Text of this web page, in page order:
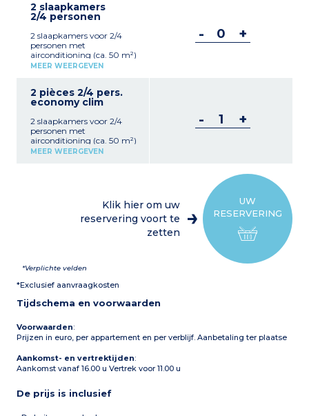
kitchenette met koelkast,
kookplaat, magnetron,
slaapkamer met 1
tweepersoonsbed of 2
eenpersoonsbedden
Badkamer en wc Terras of
Airconditioning
2 slaapkamers
2/4 personen
2 slaapkamers voor 2/4
personen met
airconditioning (ca. 50 m²)
Woonkamer met zitbank
kookplaat, magnetron,
koffiezetapparaat 1
tweepersoonsbed of 2
eenpersoonsbedden
Badkamer en wc Terras of
balkon Satelliet-tv
MEER WEERGEVEN
- +
2 pièces 2/4 pers.
economy clim
2 slaapkamers voor 2/4
personen met
airconditioning (ca. 50 m²)
Woonkamer met zitbank
1 slaapkamer met 1
tweepersoonsbed of 2
Airconditioning
op de begane grond
MEER WEERGEVEN
- +
UW
RESERVERING
Klik hier om uw
reservering voort te
zetten
*Verplichte velden
*Exclusief aanvraagkosten
Tijdschema en voorwaarden
Voorwaarden:
Prijzen in euro, per appartement en per verblijf. Aanbetaling ter plaatse
Aankomst- en vertrektijden:
Aankomst vanaf 16.00 u Vertrek voor 11.00 u
De prijs is inclusief